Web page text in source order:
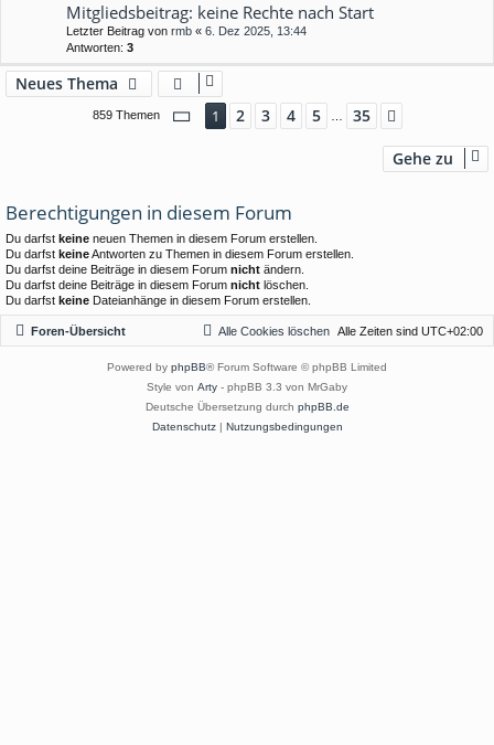
Mitgliedsbeitrag: keine Rechte nach Start
Letzter Beitrag von rmb « 6. Dez 2025, 13:44
Antworten: 3
Neues Thema
859 Themen Seite 1von 35
1 2 3 4 5 35
Gehe zu
Berechtigungen in diesem Forum
Du darfst keine neuen Themen in diesem Forum erstellen.
Du darfst keineAntworten zu Themen in diesem Forum erstellen.
Du darfst deine Beiträge in diesem Forum nicht ändern.
Du darfst deine Beiträge in diesem Forum nicht löschen.
Du darfst keine Dateianhänge in diesem Forum erstellen.
Foren-Übersicht Alle Zeiten sind UTC+02:00
Alle Cookies löschen
Powered by phpBB® Forum Software © phpBB Limited
Style von Arty - phpBB 3.3 von MrGaby
Deutsche Übersetzung durch phpBB.de
Datenschutz| Nutzungsbedingungen